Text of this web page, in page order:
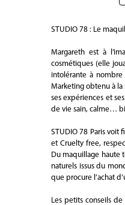
STUDIO 78 : Le
Margareth est à
cosmétiques (elle
intolérante à
Marketing obtenu à la
ses expériences et
de vie sain, calme…
STUDIO 78 Paris voit
et Cruelty free,
Du maquillage haute
naturels issus du
que procure l’achat
Les petits conseils